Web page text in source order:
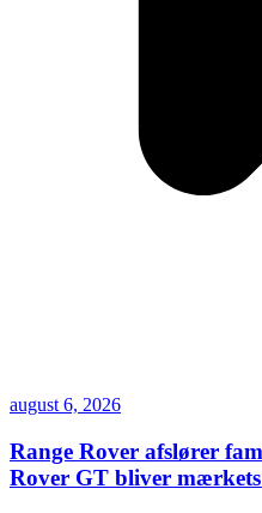
august 6, 2026
Range Rover afslører
Rover GT bliver